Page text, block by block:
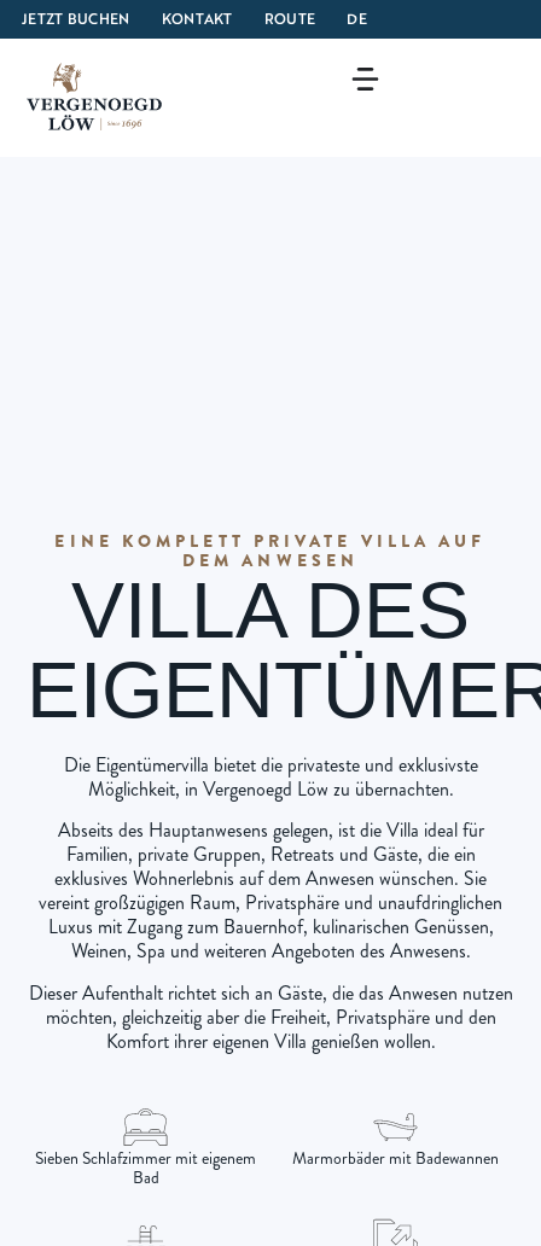
JETZT BUCHEN KONTAKT ROUTE DE
EINE KOMPLETT PRIVATE VILLA AUF
DEM ANWESEN
VILLA DES
Die Eigentümervilla bietet die privateste und exklusivste
Möglichkeit, in Vergenoegd Löw zu übernachten.
Abseits des Hauptanwesens gelegen, ist die Villa ideal für
Familien, private Gruppen, Retreats und Gäste, die ein
exklusives Wohnerlebnis auf dem Anwesen wünschen. Sie
vereint großzügigen Raum, Privatsphäre und unaufdringlichen
Luxus mit Zugang zum Bauernhof, kulinarischen Genüssen,
Weinen, Spa und weiteren Angeboten des Anwesens.
Dieser Aufenthalt richtet sich an Gäste, die das Anwesen nutzen
möchten, gleichzeitig aber die Freiheit, Privatsphäre und den
Komfort ihrer eigenen Villa genießen wollen.
Sieben Schlafzimmer mit eigenem
Bad
Marmorbäder mit Badewannen